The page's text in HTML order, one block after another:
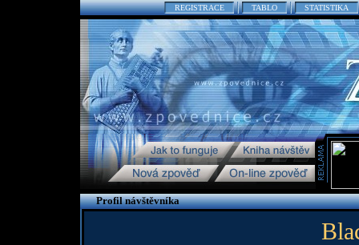
REGISTRACE TABLO STATISTIKA
Profil návštěvníka